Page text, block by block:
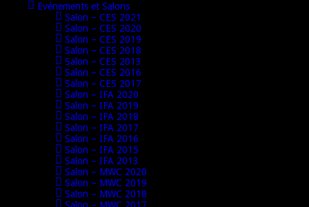
Evénements et Salons
Salon – CES 2021
Salon – CES 2020
Salon – CES 2019
Salon – CES 2018
Salon – CES 2013
Salon – CES 2016
Salon – CES 2017
Salon – IFA 2020
Salon – IFA 2019
Salon – IFA 2018
Salon – IFA 2017
Salon – IFA 2016
Salon – IFA 2015
Salon – IFA 2013
Salon – MWC 2020
Salon – MWC 2019
Salon – MWC 2018